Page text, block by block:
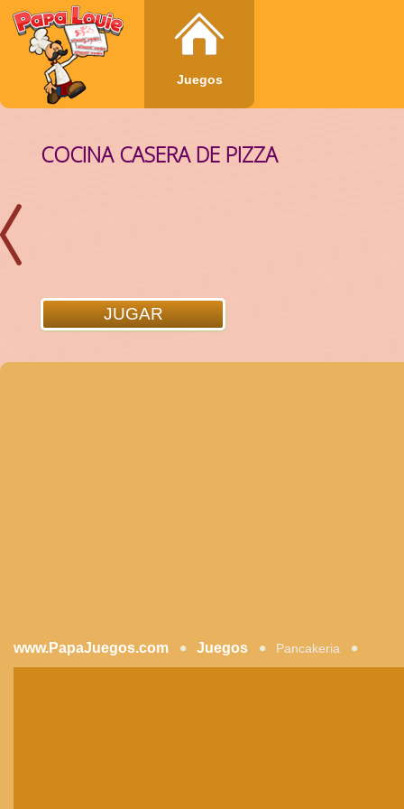
Juegos
COCINA CASERA DE PIZZA
JUGAR
BURGER CHEF
JUGAR
www.PapaJuegos.com Juegos Pancakeria